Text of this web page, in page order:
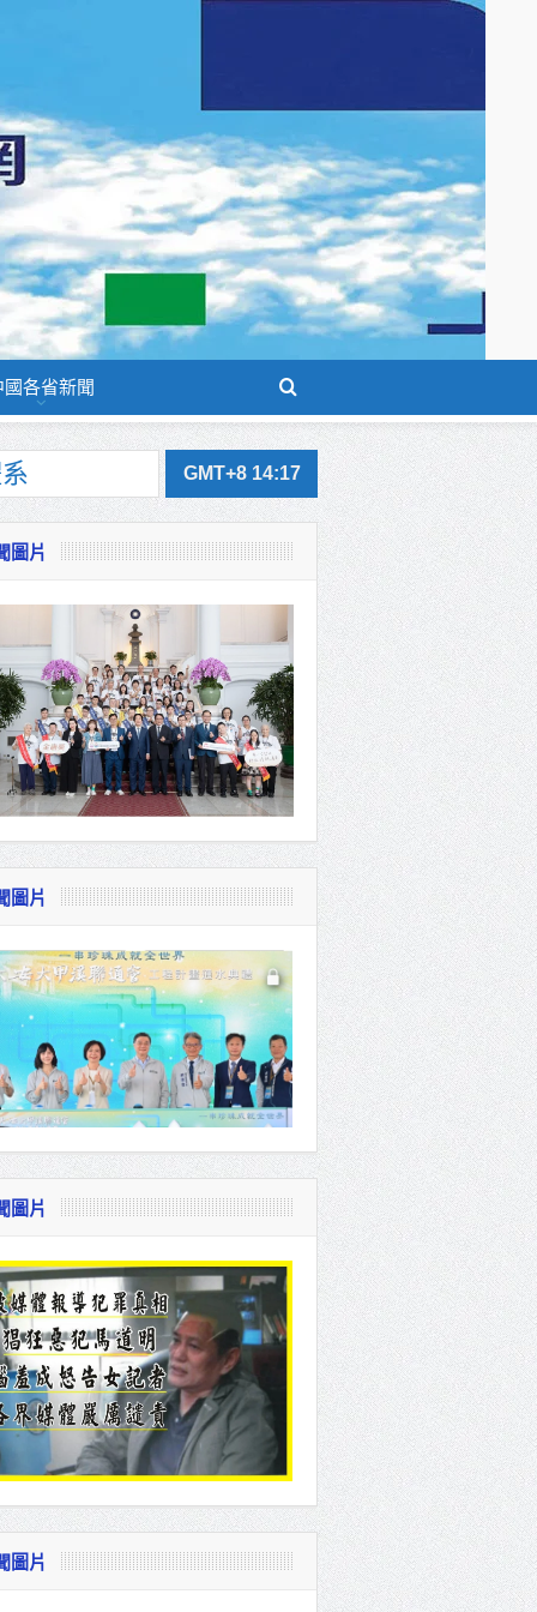
國各省新聞
賓共同
GMT+8 14:17
圖片
圖片
圖片
圖片